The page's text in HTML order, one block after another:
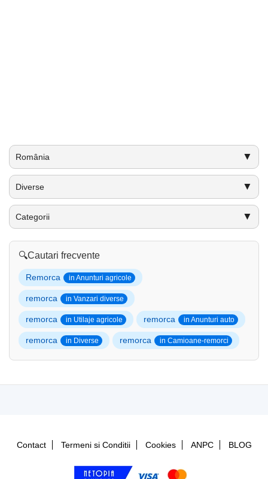
România ▼
Diverse ▼
Categorii ▼
🔍Cautari frecvente
Remorca in Anunturi agricole
remorca in Vanzari diverse
remorca in Utilaje agricole remorca in Anunturi auto
remorca in Diverse remorca in Camioane-remorci
Contact Termeni si Conditii Cookies ANPC BLOG